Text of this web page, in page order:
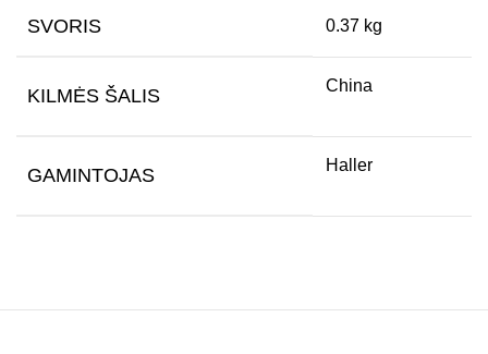
SVORIS 0.37 kg
KILMĖS ŠALIS China
GAMINTOJAS Haller